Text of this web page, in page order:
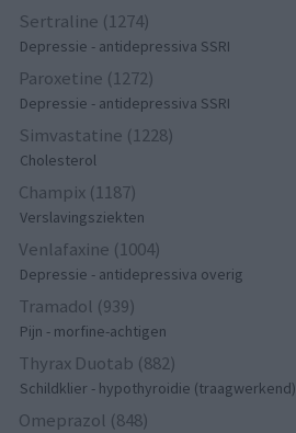
Sertraline (1274)
Depressie - antidepressiva SSRI
Paroxetine (1272)
Depressie - antidepressiva SSRI
Simvastatine (1228)
Cholesterol
Champix (1187)
Verslavingsziekten
Venlafaxine (1004)
Depressie - antidepressiva overig
Tramadol (939)
Pijn - morfine-achtigen
Thyrax Duotab (882)
Schildklier - hypothyroidie (traagwerkend)
Omeprazol (848)